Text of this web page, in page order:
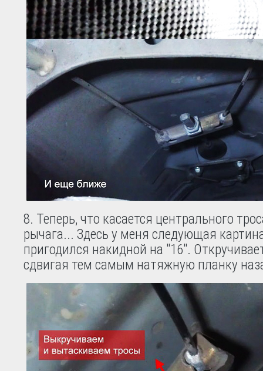
8. Теперь, что касается центрального
рычага... Здесь у меня следующая
пригодился накидной на "16".
сдвигая тем самым натяжную планку